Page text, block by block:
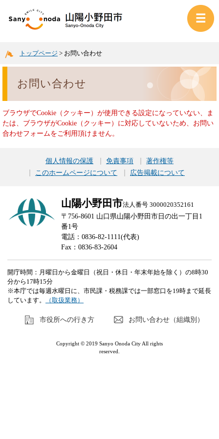
トップページ > お問い合わせ
お問い合わせ
ブラウザでCookie（クッキー）が使用できる設定になっていない、ま
たは、ブラウザがCookie（クッキー）に対応していないため、お問い
合わせフォームをご利用頂けません。
個人情報の保護 免責事項
著作権等
このホームページについて
広告掲載について
山陽小野田市法人番号 3000020352161
〒756-8601 山口県山陽小野田市日の出一丁目1
番1号
電話：0836-82-1111(代表)
Fax：0836-83-2604
開庁時間：月曜日から金曜日（祝日・休日・年末年始を除く）の8時30
分から17時15分
※本庁では毎週水曜日に、市民課・税務課では一部窓口を19時まで延長
しています。
（取扱業務）
市役所への行き方 お問い合わせ（組織別）
Copyright © 2019 Sanyo Onoda City All rights
reserved.